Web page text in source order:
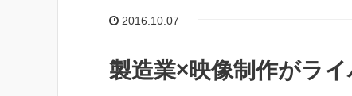
2016.10.07
製造業×映像制作がラ